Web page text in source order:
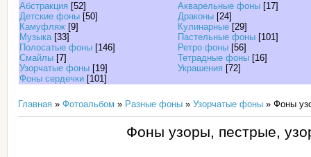
Абстракция [52] Акварельные фоны [17]
Детские фоны [50] Драконы [24]
Камуфляж [9] Кулинарные [29]
Музыка [33] Пастельные фоны [101]
Полосатые фоны [146] Ретро фоны [56]
Смайлы [7] Тетрадные фоны [16]
Узорчатые фоны [19] Украшения [72]
Фоны сердечки [101]
Главная » Фотоальбом » Разные фоны » Узорчатые фоны » Фоны
Фоны узоры, пестрые,